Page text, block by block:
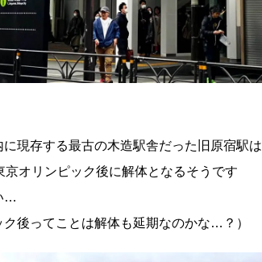
現存する最古の木造駅舎だった旧原宿駅は
京オリンピック後に解体となるそうです
…
後ってことは解体も延期なのかな…？）